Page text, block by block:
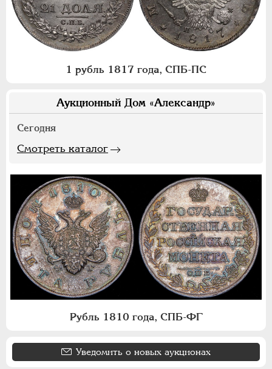
1 рубль 1817 года, СПБ-ПС
Аукционный Дом «Александр»
Сегодня
Смотреть каталог
Рубль 1810 года, СПБ-ФГ
Уведомить о новых аукционах